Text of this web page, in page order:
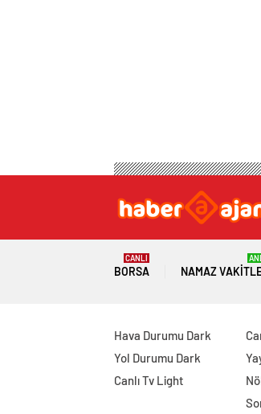
BORSA
CANLI
NAMAZ
Hava Durumu Dark
Yol Durumu Dark
Canlı Tv Light